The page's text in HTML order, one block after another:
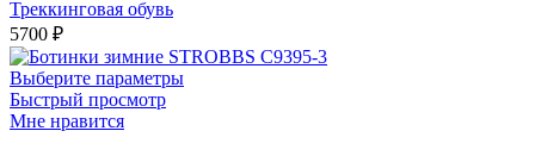
Треккинговая обувь
5700 ₽
Выберите параметры
Быстрый просмотр
Мне нравится